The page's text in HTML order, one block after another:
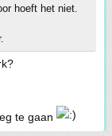
hoeft het niet.
te gaan